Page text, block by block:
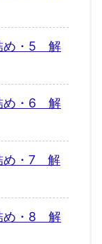
め・5 解
め・6 解
め・7 解
め・8 解